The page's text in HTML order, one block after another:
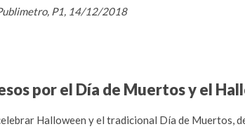
P1, 14/12/2018
por el Día de Muertos y el
Halloween y el tradicional Día de Muertos,